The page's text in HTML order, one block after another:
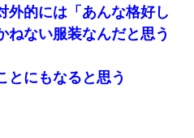
外的には「あんな格好し
ねない服装なんだと思う
とにもなると思う